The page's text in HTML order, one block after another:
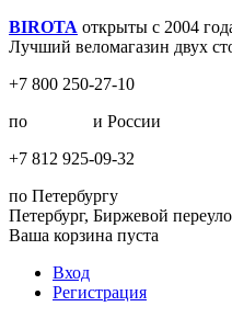
BIROTA открыты с 2004
Лучший веломагазин двух
+7 800 250-27-10
по
и России
+7 812 925-09-32
по Петербургу
Петербург, Биржевой
Ваша корзина пуста
Вход
Регистрация